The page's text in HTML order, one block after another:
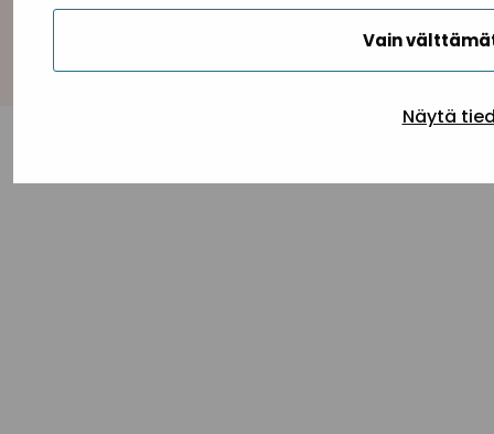
Vain
Näytä